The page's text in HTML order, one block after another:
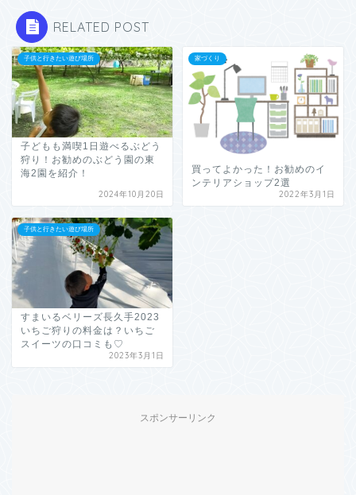
RELATED POST
子供と行きたい遊び場所
子どもも満喫1日遊べるぶどう
狩り！お勧めのぶどう園の東
海2園を紹介！
2024年10月20日
家づくり
買ってよかった！お勧めのイ
ンテリアショップ2選
2022年3月1日
子供と行きたい遊び場所
すまいるベリーズ長久手2023
いちご狩りの料金は？いちご
スイーツの口コミも♡
2023年3月1日
スポンサーリンク